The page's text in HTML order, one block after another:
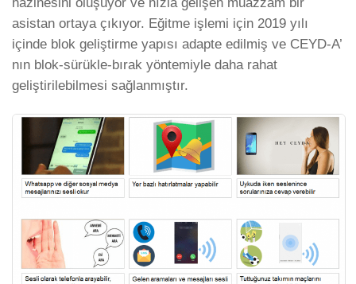
asistan ortaya çıkıyor. Eğitme işlemi için 2019 yılı
içinde blok geliştirme yapısı adapte edilmiş ve CEYD-A’
nın blok-sürükle-bırak yöntemiyle daha rahat
geliştirilebilmesi sağlanmıştır.